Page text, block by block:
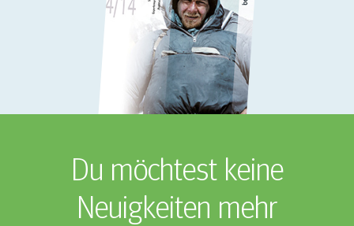
Du möchtest keine
Neuigkeiten mehr